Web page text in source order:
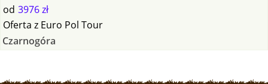
od 3976 zł
Oferta z Euro Pol Tour
Czarnogóra